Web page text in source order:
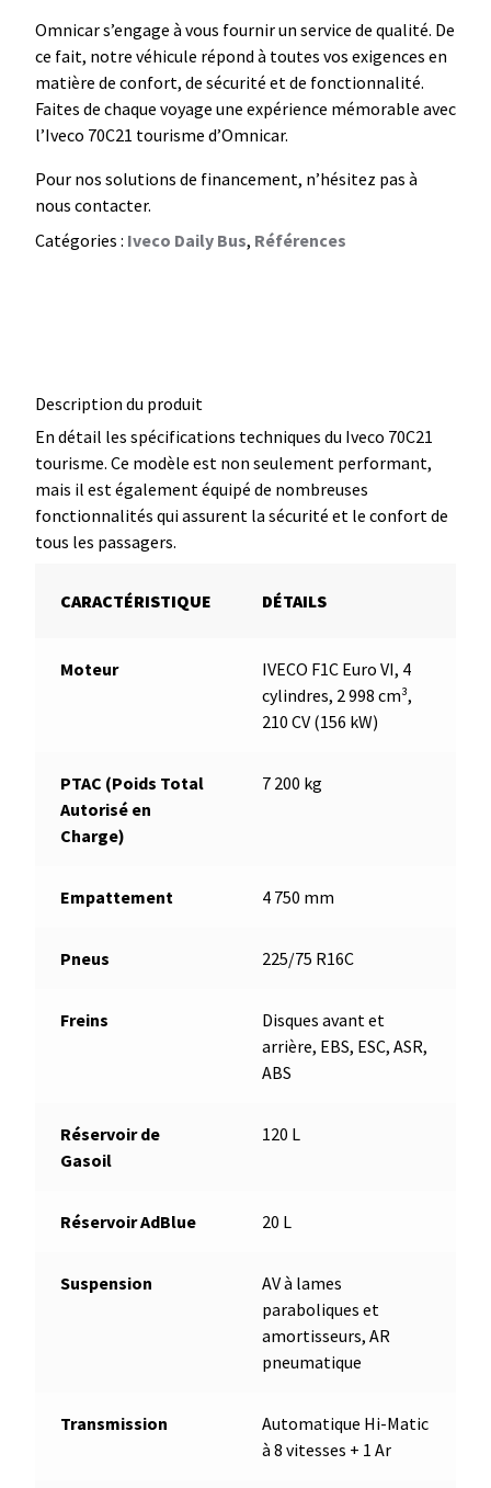
Omnicar s’engage à vous fournir un service de qualité. De
ce fait, notre véhicule répond à toutes vos exigences en
matière de confort, de sécurité et de fonctionnalité.
Faites de chaque voyage une expérience mémorable avec
l’Iveco 70C21 tourisme d’Omnicar.
Pour nos solutions de financement, n’hésitez pas à
nous contacter.
Catégories : Iveco Daily Bus, Références
Description du produit
En détail les spécifications techniques du Iveco 70C21
tourisme. Ce modèle est non seulement performant,
mais il est également équipé de nombreuses
fonctionnalités qui assurent la sécurité et le confort de
tous les passagers.
CARACTÉRISTIQUE DÉTAILS
Moteur
IVECO F1C Euro VI, 4
cylindres, 2 998 cm³,
210 CV (156 kW)
PTAC (Poids Total
Autorisé en
Charge)
7 200 kg
Empattement 4 750 mm
Pneus 225/75 R16C
Freins
Disques avant et
arrière, EBS, ESC, ASR,
ABS
Réservoir de
Gasoil
120 L
Réservoir AdBlue 20 L
Suspension
AV à lames
paraboliques et
amortisseurs, AR
pneumatique
Transmission
Automatique Hi-Matic
à 8 vitesses + 1 Ar